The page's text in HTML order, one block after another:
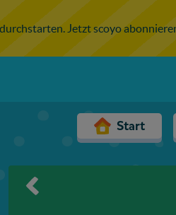
Jetzt scoyo
Start